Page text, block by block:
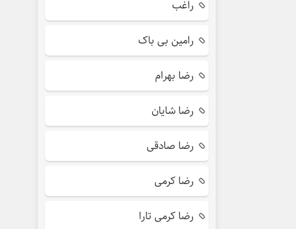
راغب
رامین بی باک
رضا بهرام
رضا شایان
رضا صادقی
رضا کرمی
رضا کرمی تارا